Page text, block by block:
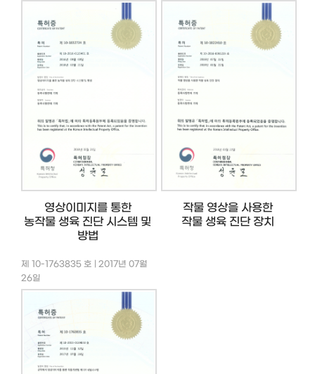
영상이미지를 통한
농작물 생육 진단 시스템 및
방법
작물 영상을 사용한
작물 생육 진단 장치
제 10-1763835 호 | 2017년 07월
26일